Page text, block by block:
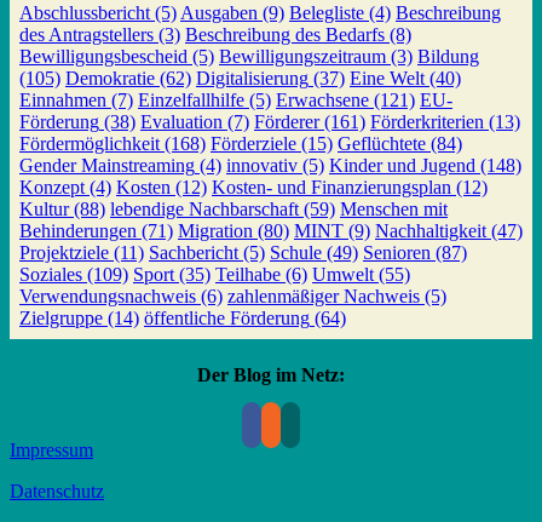
Abschlussbericht (5) Ausgaben (9) Belegliste (4) Beschreibung
des Antragstellers (3) Beschreibung des Bedarfs (8)
Bewilligungsbescheid (5) Bewilligungszeitraum (3) Bildung
(105) Demokratie (62) Digitalisierung (37) Eine Welt (40)
Einnahmen (7) Einzelfallhilfe (5) Erwachsene (121) EU-
Förderung (38) Evaluation (7) Förderer(161) Förderkriterien (13)
Fördermöglichkeit (168) Förderziele (15) Geflüchtete (84)
Gender Mainstreaming (4) innovativ (5) Kinder und Jugend (148)
Konzept (4) Kosten (12) Kosten- und Finanzierungsplan (12)
Kultur(88) lebendige Nachbarschaft (59) Menschen mit
Behinderungen (71) Migration (80) MINT (9) Nachhaltigkeit (47)
Projektziele (11) Sachbericht (5) Schule (49) Senioren (87)
Soziales (109) Sport (35) Teilhabe (6) Umwelt (55)
Verwendungsnachweis (6) zahlenmäßiger Nachweis (5)
Zielgruppe (14) öffentliche Förderung (64)
Der Blog im Netz:
Impressum
Datenschutz